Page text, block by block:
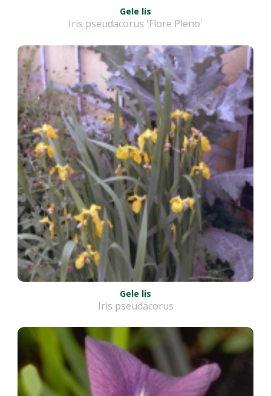
Gele lis
Iris pseudacorus 'Flore Pleno'
Gele lis
Iris pseudacorus